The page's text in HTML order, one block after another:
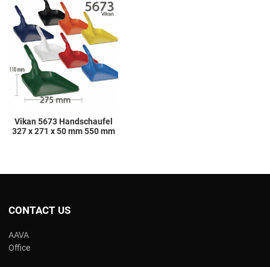
Vikan 5673 Handschaufel
327 x 271 x 50 mm 550 mm
CONTACT US
AAVA
Office